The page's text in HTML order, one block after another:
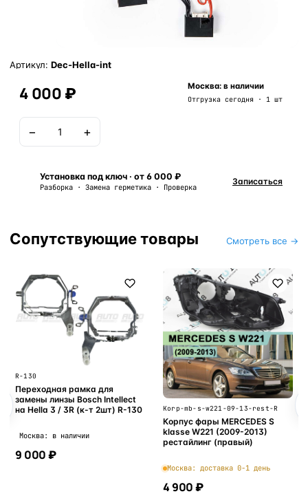
Артикул: Dec-Hella-int
4 000 ₽ Москва: в наличии
Отгрузка сегодня · 1 шт
− +
Установка под ключ · от 6 000 ₽
Разборка · Замена герметика · Проверка
Записаться
Сопутствующие товары Смотреть все →
R-130
Переходная рамка для
замены линзы Bosch Intellect
на Hella 3 / 3R (к-т 2шт) R-130
Москва: в наличии
9 000 ₽
Korp-mb-s-w221-09-13-rest-R
Корпус фары MERCEDES S
klasse W221 (2009-2013)
рестайлинг (правый)
Москва: доставка 0-1 день
4 900 ₽